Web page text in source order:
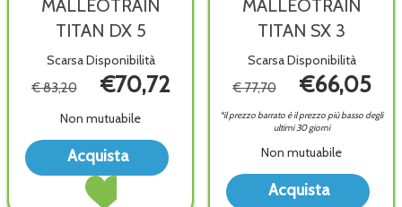
MALLEOTRAIN
TITAN DX 5
Scarsa Disponibilità
€ 83,20 €70,72
Non mutuabile
Acquista
Acquista MALLEOTRAIN
Acquista MALLEOTRAIN
5 alla
MALLEOTRAIN
TITAN SX 3
Scarsa Disponibilità
€ 77,70 €66,05
*il prezzo barrato è il prezzo più basso degli
ultimi 30 giorni
Non mutuabile
Acquista